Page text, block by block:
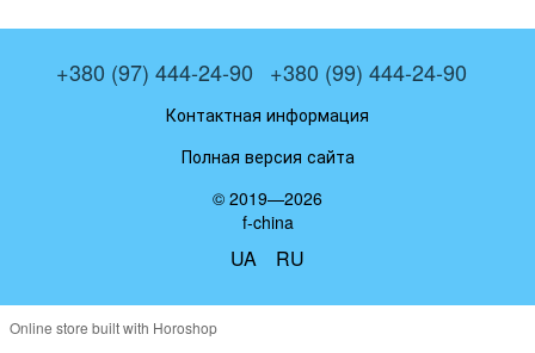
+380 (97) 444-24-90 +380 (99) 444-24-90
Контактная информация
Полная версия сайта
© 2019—2026
f-china
UA RU
Online store built with Horoshop